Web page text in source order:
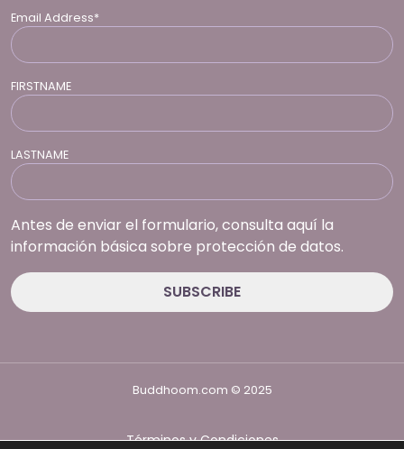
Email Address*
FIRSTNAME
LASTNAME
Antes de enviar el formulario, consulta aquí la
información básica sobre protección de datos.
Buddhoom.com © 2025
Términos y Condiciones